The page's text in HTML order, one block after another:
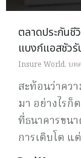
ตลาดประกันชี
แบงก์แอสชัว
Insure World, บท
สะท้อนว่าคว
มา อย่างไรก็
ที่ธนาคารขน
การเติบโต แ